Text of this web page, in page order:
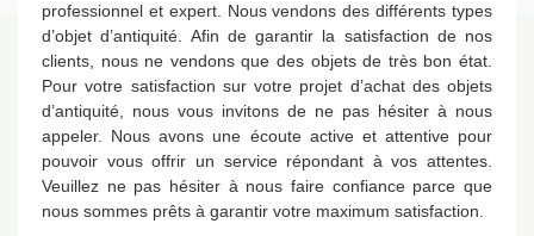
professionnel et expert. Nous vendons des différents types
d’objet d’antiquité. Afin de garantir la satisfaction de nos
clients, nous ne vendons que des objets de très bon état.
Pour votre satisfaction sur votre projet d’achat des objets
d’antiquité, nous vous invitons de ne pas hésiter à nous
appeler. Nous avons une écoute active et attentive pour
pouvoir vous offrir un service répondant à vos attentes.
Veuillez ne pas hésiter à nous faire confiance parce que
nous sommes prêts à garantir votre maximum satisfaction.